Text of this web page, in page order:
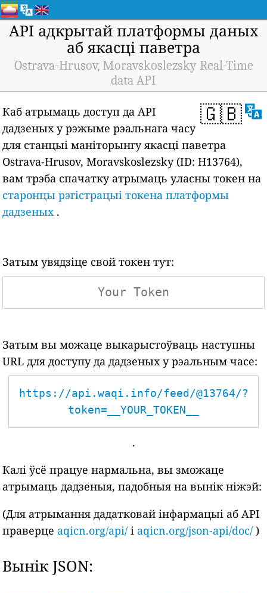
API адкрытай платформы даных
аб якасці паветра
Ostrava-Hrusov, Moravskoslezsky Real-Time
data API
🇬🇧
Каб атрымаць доступ да API
дадзеных у рэжыме рэальнага часу
для станцыі маніторынгу якасці паветра
Ostrava-Hrusov, Moravskoslezsky (ID: H13764),
вам трэба спачатку атрымаць уласны токен на
старонцы рэгістрацыі токена платформы
дадзеных.
Затым увядзіце свой токен тут:
Затым вы можаце выкарыстоўваць наступны
URL для доступу да дадзеных у рэальным часе:
https://api.waqi.info/feed/@13764/?
token=__YOUR_TOKEN__
.
Калі ўсё працуе нармальна, вы зможаце
атрымаць дадзеныя, падобныя на вынік ніжэй:
(Для атрымання дадатковай інфармацыі аб API
праверце aqicn.org/api/ і aqicn.org/json-api/doc/ )
Вынік JSON: